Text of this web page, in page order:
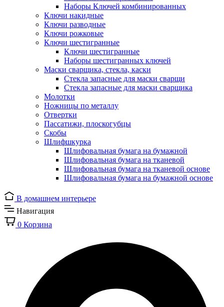
Наборы Ключей комбинированных
Ключи накидные
Ключи разводные
Ключи рожковые
Ключи шестигранные
Ключи шестигранные
Наборы шестигранных ключей
Маски сварщика, стекла, каски
Стекла запасные для маски сварщи
Стекла запасные для маски сварщика
Молотки
Ножницы по металлу
Отвертки
Пассатижи, плоскогубцы
Скобы
Шлифшкурка
Шлифовальная бумага на бумажной
Шлифовальная бумага на тканевой
Шлифовальная бумага на тканевой основе
Шлифовальная бумага на бумажной основе
В домашнем интерьере
Навигация
0 Корзина